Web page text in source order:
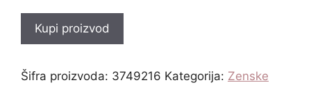
Kupi proizvod
Šifra proizvoda: 3749216 Kategorija: Zenske